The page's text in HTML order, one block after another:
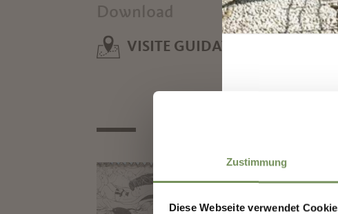
Zustimmung
Diese Webseite verwendet
Download
VISITE GUIDATE CON LO
Blu +